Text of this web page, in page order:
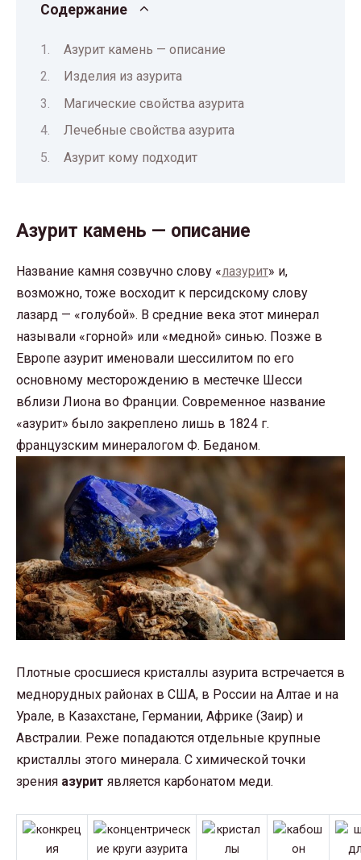
Содержание
Азурит камень — описание
Изделия из азурита
Магические свойства азурита
Лечебные свойства азурита
Азурит кому подходит
Азурит камень — описание
Название камня созвучно слову «лазурит» и,
возможно, тоже восходит к персидскому слову
лазард — «голубой». В средние века этот минерал
называли «горной» или «медной» синью. Позже в
Европе азурит именовали шессилитом по его
основному месторождению в местечке Шесси
вблизи Лиона во Франции. Современное название
«азурит» было закреплено лишь в 1824 г.
французским минералогом Ф. Беданом.
Плотные сросшиеся кристаллы азурита встречается в
меднорудных районах в США, в России на Алтае и на
Урале, в Казахстане, Германии, Африке (Заир) и
Австралии. Реже попадаются отдельные крупные
кристаллы этого минерала. С химической точки
зрения азурит является карбонатом меди.